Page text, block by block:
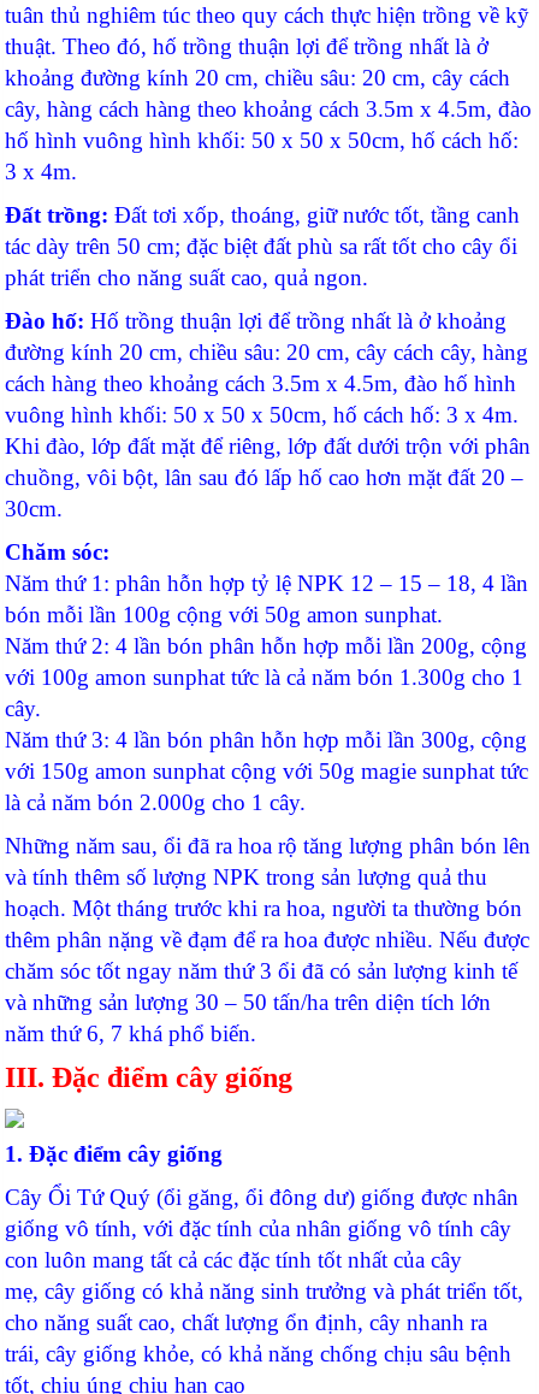
tuân thủ nghiêm túc theo quy cách thực hiện trồng về kỹ
thuật. Theo đó, hố trồng thuận lợi để trồng nhất là ở
khoảng đường kính 20 cm, chiều sâu: 20 cm, cây cách
cây, hàng cách hàng theo khoảng cách 3.5m x 4.5m, đào
hố hình vuông hình khối: 50 x 50 x 50cm, hố cách hố:
3 x 4m.
Đất trồng: Đất tơi xốp, thoáng, giữ nước tốt, tầng canh
tác dày trên 50 cm; đặc biệt đất phù sa rất tốt cho cây ổi
phát triển cho năng suất cao, quả ngon.
Đào hố: Hố trồng thuận lợi để trồng nhất là ở khoảng
đường kính 20 cm, chiều sâu: 20 cm, cây cách cây, hàng
cách hàng theo khoảng cách 3.5m x 4.5m, đào hố hình
vuông hình khối: 50 x 50 x 50cm, hố cách hố: 3 x 4m.
Khi đào, lớp đất mặt để riêng, lớp đất dưới trộn với phân
chuồng, vôi bột, lân sau đó lấp hố cao hơn mặt đất 20 –
30cm.
Chăm sóc:
Năm thứ 1: phân hỗn hợp tỷ lệ NPK 12 – 15 – 18, 4 lần
bón mỗi lần 100g cộng với 50g amon sunphat.
Năm thứ 2: 4 lần bón phân hỗn hợp mỗi lần 200g, cộng
với 100g amon sunphat tức là cả năm bón 1.300g cho 1
cây.
Năm thứ 3: 4 lần bón phân hỗn hợp mỗi lần 300g, cộng
với 150g amon sunphat cộng với 50g magie sunphat tức
là cả năm bón 2.000g cho 1 cây.
Những năm sau, ổi đã ra hoa rộ tăng lượng phân bón lên
và tính thêm số lượng NPK trong sản lượng quả thu
hoạch. Một tháng trước khi ra hoa, người ta thường bón
thêm phân nặng về đạm để ra hoa được nhiều. Nếu được
chăm sóc tốt ngay năm thứ 3 ổi đã có sản lượng kinh tế
và những sản lượng 30 – 50 tấn/ha trên diện tích lớn
năm thứ 6, 7 khá phổ biến.
III. Đặc điểm cây giống
1. Đặc điểm cây giống
Cây Ổi Tứ Quý (ổi găng, ổi đông dư) giống được nhân
giống vô tính, với đặc tính của nhân giống vô tính cây
con luôn mang tất cả các đặc tính tốt nhất của cây
mẹ, cây giống có khả năng sinh trưởng và phát triển tốt,
cho năng suất cao, chất lượng ổn định, cây nhanh ra
trái, cây giống khỏe, có khả năng chống chịu sâu bệnh
tốt, chịu úng chịu hạn cao